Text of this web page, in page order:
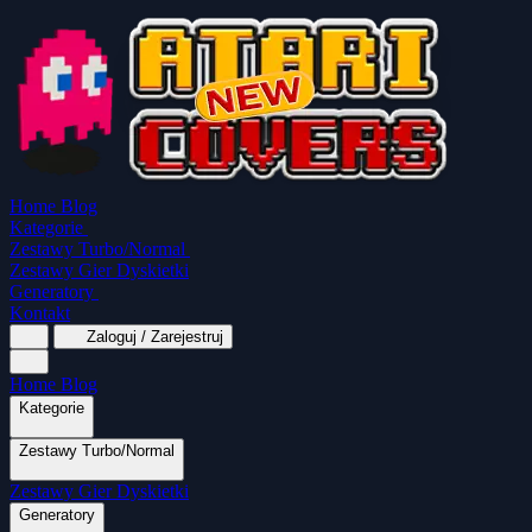
Home Blog
Kategorie
Zestawy Turbo/Normal
Zestawy Gier Dyskietki
Generatory
Kontakt
Zaloguj / Zarejestruj
Home Blog
Kategorie
Wszystkie kategorie
Zestawy Turbo/Normal
MapaSoft Turbo ROM SparkTurbo 2000
Mina Grubcio Normal
Zestawy Gier Dyskietki
Generatory